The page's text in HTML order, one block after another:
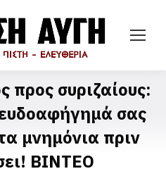
συριζαίους:
σας
μνημόνια πριν
BINTEO